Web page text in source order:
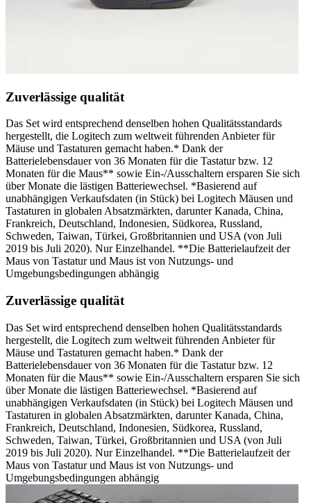
Zuverlässige qualität
Das Set wird entsprechend denselben hohen Qualitätsstandards
hergestellt, die Logitech zum weltweit führenden Anbieter für
Mäuse und Tastaturen gemacht haben.* Dank der
Batterielebensdauer von 36 Monaten für die Tastatur bzw. 12
Monaten für die Maus** sowie Ein-/Ausschaltern ersparen Sie sich
über Monate die lästigen Batteriewechsel. *Basierend auf
unabhängigen Verkaufsdaten (in Stück) bei Logitech Mäusen und
Tastaturen in globalen Absatzmärkten, darunter Kanada, China,
Frankreich, Deutschland, Indonesien, Südkorea, Russland,
Schweden, Taiwan, Türkei, Großbritannien und USA (von Juli
2019 bis Juli 2020). Nur Einzelhandel. **Die Batterielaufzeit der
Maus von Tastatur und Maus ist von Nutzungs- und
Umgebungsbedingungen abhängig
Zuverlässige qualität
Das Set wird entsprechend denselben hohen Qualitätsstandards
hergestellt, die Logitech zum weltweit führenden Anbieter für
Mäuse und Tastaturen gemacht haben.* Dank der
Batterielebensdauer von 36 Monaten für die Tastatur bzw. 12
Monaten für die Maus** sowie Ein-/Ausschaltern ersparen Sie sich
über Monate die lästigen Batteriewechsel. *Basierend auf
unabhängigen Verkaufsdaten (in Stück) bei Logitech Mäusen und
Tastaturen in globalen Absatzmärkten, darunter Kanada, China,
Frankreich, Deutschland, Indonesien, Südkorea, Russland,
Schweden, Taiwan, Türkei, Großbritannien und USA (von Juli
2019 bis Juli 2020). Nur Einzelhandel. **Die Batterielaufzeit der
Maus von Tastatur und Maus ist von Nutzungs- und
Umgebungsbedingungen abhängig